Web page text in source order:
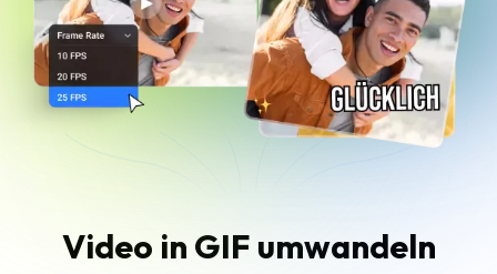
Video in GIF umwandeln